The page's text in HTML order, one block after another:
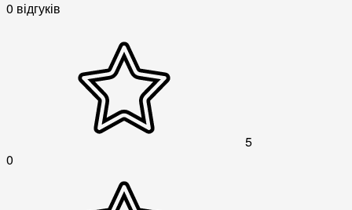
0 відгуків
5
0